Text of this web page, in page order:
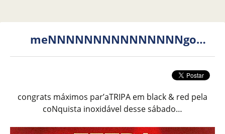
meNNNNNNNNNNNNNNNgo…
congrats máximos par’aTRIPA em black & red pela
coNquista inoxidável desse sábado…